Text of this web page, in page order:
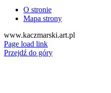
O stronie
Mapa strony
www.kaczmarski.art.pl
Page load link
Przejdź do góry